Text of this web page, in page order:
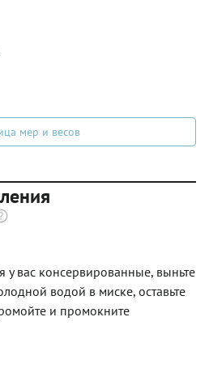
мер и весов
у вас консервированные, выньте
водой в миске, оставьте
и промокните